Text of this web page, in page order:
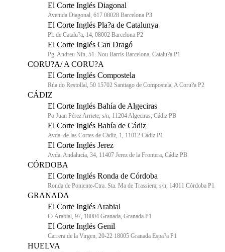
El Corte Inglés Diagonal
Avenida Diagonal, 617 08028 Barcelona P3
El Corte Inglés Pla?a de Catalunya
Pl. de Catalu?a, 14, 08002 Barcelona P2
El Corte Inglés Can Dragó
Pg. Andreu Nin, 51. Nou Barris Barcelona, Catalu?a P1
CORU?A/ A CORU?A
El Corte Inglés Compostela
Rúa do Restollal, 50 15702 Santiago de Compostela, A Coru?a P2
CÁDIZ
El Corte Inglés Bahía de Algeciras
Po Juan Pérez Arriete, s/n, 11204 Algeciras, Cádiz PB
El Corte Inglés Bahía de Cádiz
Avda. de las Cortes de Cádiz, 1, 11012 Cádiz P1
El Corte Inglés Jerez
Avda. Andalucía, 34, 11407 Jerez de la Frontera, Cádiz PB
CÓRDOBA
El Corte Inglés Ronda de Córdoba
Ronda de Poniente-Ctra. Sta. Ma de Trassiera, s/n, 14011 Córdoba P1
GRANADA
El Corte Inglés Arabial
C/ Arabial, 97, 18004 Granada, Granada P1
El Corte Inglés Genil
Carrera de la Virgen, 20-22 18005 Granada Espa?a P1
HUELVA